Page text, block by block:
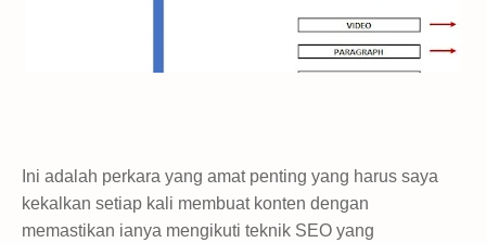
Ini adalah perkara yang amat penting yang harus saya
kekalkan setiap kali membuat konten dengan
memastikan ianya mengikuti teknik SEO yang